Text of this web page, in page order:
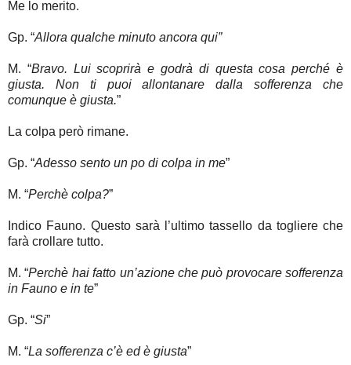
Me lo merito.
Gp. “Allora qualche minuto ancora qui”
M. “Bravo. Lui scoprirà e godrà di questa cosa perché è
giusta. Non ti puoi allontanare dalla sofferenza che
comunque è giusta.”
La colpa però rimane.
Gp. “Adesso sento un po di colpa in me”
M. “Perchè colpa?”
Indico Fauno. Questo sarà l’ultimo tassello da togliere che
farà crollare tutto.
M. “Perchè hai fatto un’azione che può provocare sofferenza
in Fauno e in te”
Gp. “Si”
M. “La sofferenza c’è ed è giusta”